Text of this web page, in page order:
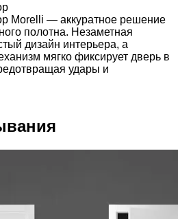
Morelli — аккуратное решение
полотна. Незаметная
дизайн интерьера, а
мягко фиксирует дверь в
удары и